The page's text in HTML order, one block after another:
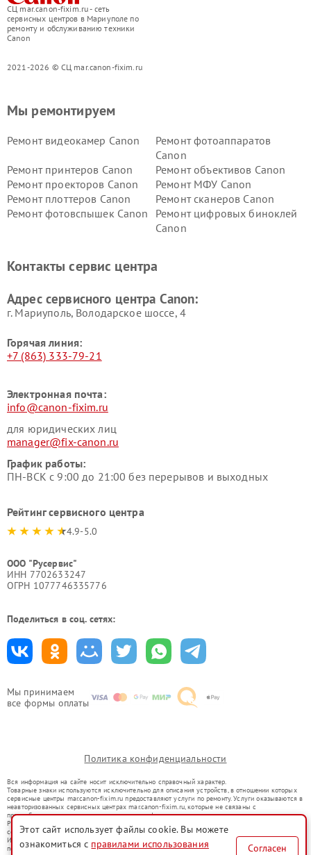
СЦ mar.canon-fixim.ru - сеть
сервисных центров в Мариуполе по
ремонту и обслуживанию техники
Canon
2021-2026 © СЦ mar.canon-fixim.ru
Мы принимаем
все формы оплаты
Мы ремонтируем
Ремонт видеокамер Canon
Ремонт фотоаппаратов
Canon
Ремонт принтеров Canon
Ремонт объективов Canon
Ремонт проекторов Canon
Ремонт МФУ Canon
Ремонт плоттеров Canon
Ремонт сканеров Canon
Ремонт фотовспышек Canon
Ремонт цифровых биноклей
Canon
Контакты сервис центра
Адрес сервисного центра Canon:
г. Мариуполь, Володарское шоссе, 4
Горячая линия:
+7 (863) 333-79-21
Электронная почта:
info@canon-fixim.ru
для юридических лиц
manager@fix-canon.ru
График работы:
ПН-ВСК с 9:00 до 21:00 без перерывов и выходных
Рейтинг сервисного центра
4.9-5.0
ООО "Русервис"
ИНН 7702633247
ОГРН 1077746335776
Поделиться в соц. сетях:
Политика конфиденциальности
Вся информация на сайте носит исключительно справочный характер.
Товарные знаки используются исключительно для описания устройств, в отношении которых
сервисные центры mar.canon-fixim.ru предоставляют услуги по ремонту. Услуги оказываются в
неавторизованных сервисных центрах mar.canon-fixim.ru, которые не связаны с
правообладателями товарных знаков или их официальными представителями.
Ремонт осуществляется для устройств, уже введенных в гражданский оборот в соответствии
со статьей 1487 ГК РФ.
Использование товарных знаков не преследует цели индивидуализации услуг или введения
потребителей в заблуждение, а служит для информирования о предоставляемых услугах по
Этот сайт использует файлы cookie. Вы можете
ознакомиться с правилами использования
Согласен